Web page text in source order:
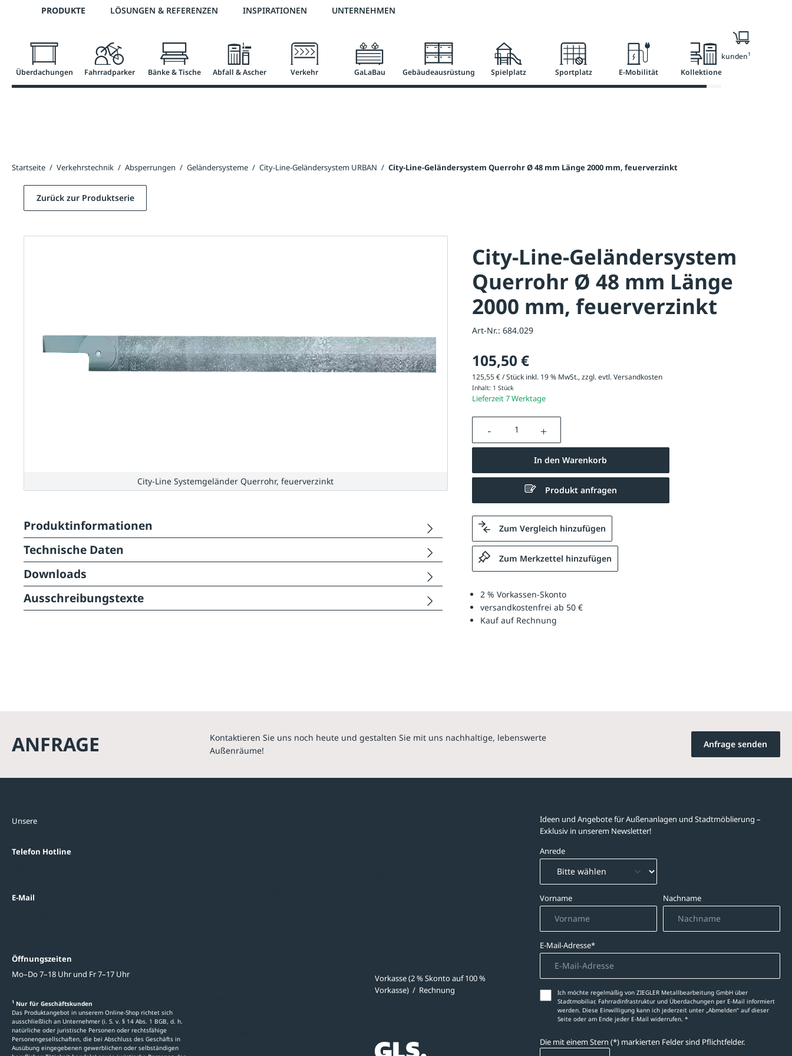
Zur Hauptnavigation springen
Telefon: 0800 / 100 49 02 2 % Vorkassen-Skonto versandkostenfrei ab 50 €
PRODUKTE LÖSUNGEN & REFERENZEN INSPIRATIONEN UNTERNEHMEN
Überdachungen Fahrradparker Bänke & Tische Abfall & Ascher Verkehr GaLaBau Gebäudeausrüstung Spielplatz Sportplatz E-Mobilität Kollektionen
Nur für Geschäftskunden1
Startseite / Verkehrstechnik / Absperrungen / Geländersysteme / City-Line-Geländersystem URBAN / City-Line-Geländersystem Querrohr Ø 48 mm Länge 2000 mm, feuerverzinkt
City-Line-Geländersystem
Querrohr Ø 48 mm Länge
2000 mm, feuerverzinkt
Art-Nr.: 684.029
105,50 €
125,55 € / Stück inkl. 19 % MwSt., zzgl. evtl.Versandkosten
Inhalt: 1 Stück
Lieferzeit 7 Werktage
Produkt Anzahl: Gib den gewünschten Wert ein oder
In den Warenkorb
Produkt anfragen
Zum Vergleich hinzufügen
Zum Merkzettel hinzufügen
2 % Vorkassen-Skonto
versandkostenfrei ab 50 €
Kauf auf Rechnung
Zurück zur Produktserie
City-Line Systemgeländer Querrohr, feuerverzinkt
Produktinformationen
Technische Daten
Downloads
Ausschreibungstexte
ANFRAGE
Kontaktieren Sie uns noch heute und gestalten Sie mit uns nachhaltige, lebenswerte
Außenräume!
Anfrage senden
Unsere
Telefon Hotline
E-Mail
Öffnungszeiten
Mo–Do 7–18 Uhr und Fr 7–17 Uhr
1 Nur für Geschäftskunden
Das Produktangebot in unserem Online-Shop richtet sich
ausschließlich an Unternehmer (i. S. v. § 14 Abs. 1 BGB, d. h.
natürliche oder juristische Personen oder rechtsfähige
Personengesellschaften, die bei Abschluss des Geschäfts in
Ausübung eingegebenen gewerblichen oder selbständigen
Vorkasse (2 % Skonto auf 100 %
Vorkasse) / Rechnung
Ideen und Angebote für Außenanlagen und Stadtmöblierung –
Exklusiv in unserem Newsletter!
Anrede
Vorname Nachname
E-Mail-Adresse*
Ich möchte regelmäßig von ZIEGLER Metallbearbeitung GmbH über
Stadtmobiliar, Fahrradinfrastruktur und Überdachungen per E-Mail informiert
werden. Diese Einwilligung kann ich jederzeit unter „Abmelden‘‘ auf dieser
Seite oder am Ende jeder E-Mail widerrufen. *
Die mit einem Stern (*) markierten Felder sind Pflichtfelder.